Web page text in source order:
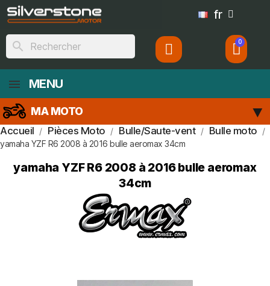
fr
search
MENU
MA MOTO
Accueil Pièces Moto Bulle/Saute-vent Bulle moto
yamaha YZF R6 2008 à 2016 bulle aeromax 34cm
yamaha YZF R6 2008 à 2016 bulle aeromax
34cm